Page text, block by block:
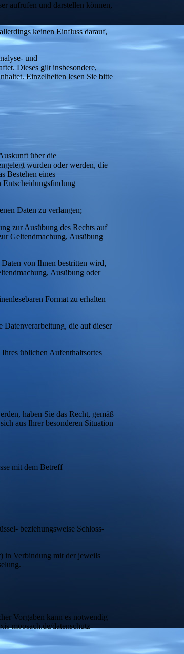
aufrufen und darstellen können,
keinen Einfluss darauf,
und
Dieses gilt insbesondere,
Einzelheiten lesen Sie bitte
über die
wurden oder werden, die
Bestehen eines
Entscheidungsfindung
Daten zu verlangen;
zur Ausübung des Rechts auf
Geltendmachung, Ausübung
von Ihnen bestritten wird,
Ausübung oder
Format zu erhalten
die auf dieser
üblichen Aufenthaltsortes
haben Sie das Recht, gemäß
aus Ihrer besonderen Situation
mit dem Betreff
beziehungsweise Schloss-
in Verbindung mit der jeweils
Vorgaben kann es notwendig
moosach.de/datenschutz-